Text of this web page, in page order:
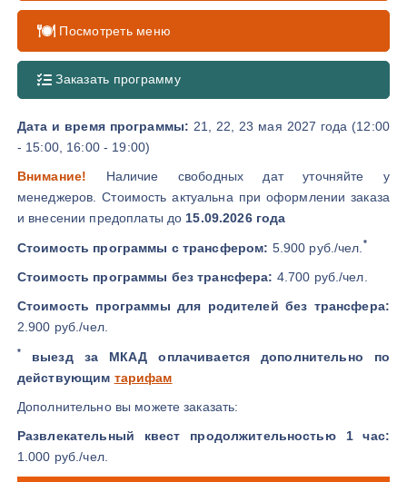
Посмотреть меню
Заказать программу
Дата и время программы: 21, 22, 23 мая 2027 года (12:00
- 15:00, 16:00 - 19:00)
Внимание! Наличие свободных дат уточняйте у
менеджеров. Стоимость актуальна при оформлении заказа
и внесении предоплаты до15.09.2026 года
Стоимость программы с трансфером: 5.900 руб./чел. *
Стоимость программы без трансфера: 4.700 руб./чел.
Стоимость программы для родителей без трансфера:
2.900 руб./чел.
*
выезд за МКАД оплачивается дополнительно по
действующим тарифам
Дополнительно вы можете заказать:
Развлекательный квест продолжительностью 1 час:
1.000 руб./чел.